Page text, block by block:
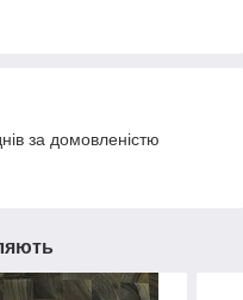
за домовленістю